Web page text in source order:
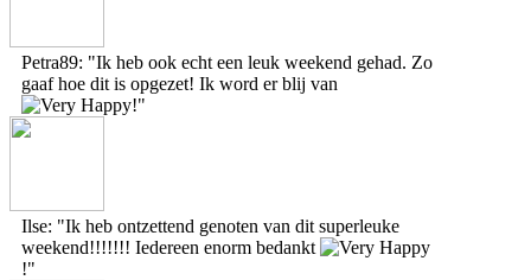
Petra89: "Ik heb ook echt een leuk weekend gehad. Zo
gaaf hoe dit is opgezet! Ik word er blij van
!"
Ilse: "Ik heb ontzettend genoten van dit superleuke
weekend!!!!!!! Iedereen enorm bedankt
!"